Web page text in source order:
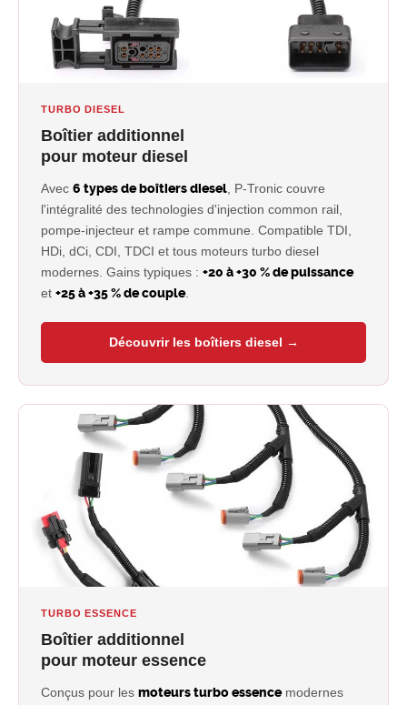
TURBO DIESEL
Boîtier additionnel
pour moteur diesel
Avec 6 types de boîtiers diesel , P-Tronic couvre
l'intégralité des technologies d'injection common rail,
pompe-injecteur et rampe commune. Compatible TDI,
HDi, dCi, CDI, TDCI et tous moteurs turbo diesel
modernes. Gains typiques : +20 à +30 % de puissance
et +25 à +35 % de couple.
Découvrir les boîtiers diesel →
TURBO ESSENCE
Boîtier additionnel
pour moteur essence
Conçus pour les moteurs turbo essencemodernes